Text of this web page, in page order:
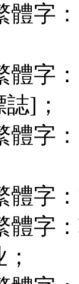
體字
體字
誌]；
體字
體字
體字